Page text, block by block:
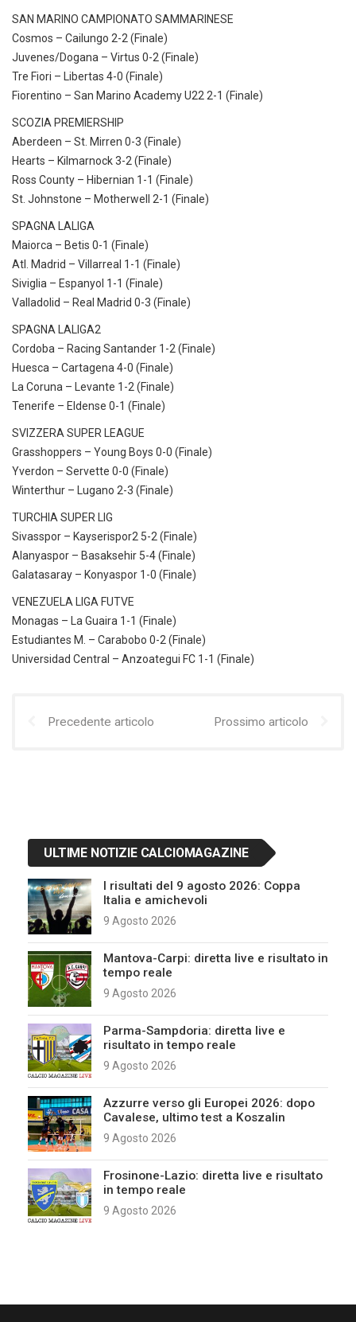
SAN MARINO CAMPIONATO SAMMARINESE
Cosmos – Cailungo 2-2 (Finale)
Juvenes/Dogana – Virtus 0-2 (Finale)
Tre Fiori – Libertas 4-0 (Finale)
Fiorentino – San Marino Academy U22 2-1 (Finale)
SCOZIA PREMIERSHIP
Aberdeen – St. Mirren 0-3 (Finale)
Hearts – Kilmarnock 3-2 (Finale)
Ross County – Hibernian 1-1 (Finale)
St. Johnstone – Motherwell 2-1 (Finale)
SPAGNA LALIGA
Maiorca – Betis 0-1 (Finale)
Atl. Madrid – Villarreal 1-1 (Finale)
Siviglia – Espanyol 1-1 (Finale)
Valladolid – Real Madrid 0-3 (Finale)
SPAGNA LALIGA2
Cordoba – Racing Santander 1-2 (Finale)
Huesca – Cartagena 4-0 (Finale)
La Coruna – Levante 1-2 (Finale)
Tenerife – Eldense 0-1 (Finale)
SVIZZERA SUPER LEAGUE
Grasshoppers – Young Boys 0-0 (Finale)
Yverdon – Servette 0-0 (Finale)
Winterthur – Lugano 2-3 (Finale)
TURCHIA SUPER LIG
Sivasspor – Kayserispor2 5-2 (Finale)
Alanyaspor – Basaksehir 5-4 (Finale)
Galatasaray – Konyaspor 1-0 (Finale)
VENEZUELA LIGA FUTVE
Monagas – La Guaira 1-1 (Finale)
Estudiantes M. – Carabobo 0-2 (Finale)
Universidad Central – Anzoategui FC 1-1 (Finale)
Precedente articolo Prossimo articolo
ULTIME NOTIZIE CALCIOMAGAZINE
I risultati del 9 agosto 2026: Coppa
Italia e amichevoli
9 Agosto 2026
Mantova-Carpi: diretta live e risultato in
tempo reale
9 Agosto 2026
Parma-Sampdoria: diretta live e
risultato in tempo reale
9 Agosto 2026
Azzurre verso gli Europei 2026: dopo
Cavalese, ultimo test a Koszalin
9 Agosto 2026
Frosinone-Lazio: diretta live e risultato
in tempo reale
9 Agosto 2026